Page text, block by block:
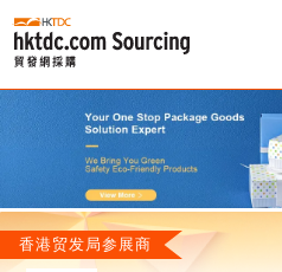
香港贸发局参展商